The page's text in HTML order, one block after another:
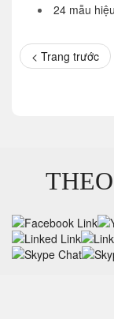
24 mẫu
< Trang trước